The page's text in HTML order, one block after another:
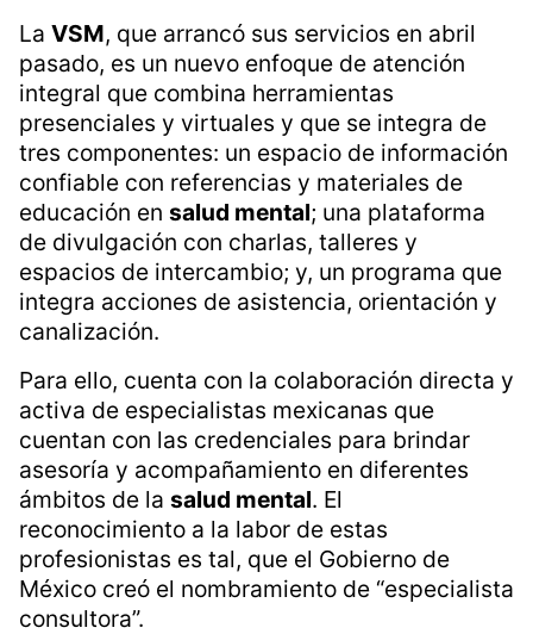
La VSM, que arrancó sus servicios en abril
pasado, es un nuevo enfoque de atención
integral que combina herramientas
presenciales y virtuales y que se integra de
tres componentes: un espacio de información
confiable con referencias y materiales de
educación en salud mental; una plataforma
de divulgación con charlas, talleres y
espacios de intercambio; y, un programa que
integra acciones de asistencia, orientación y
canalización.
Para ello, cuenta con la colaboración directa y
activa de especialistas mexicanas que
cuentan con las credenciales para brindar
asesoría y acompañamiento en diferentes
ámbitos de la salud mental. El
reconocimiento a la labor de estas
profesionistas es tal, que el Gobierno de
México creó el nombramiento de “especialista
consultora”.